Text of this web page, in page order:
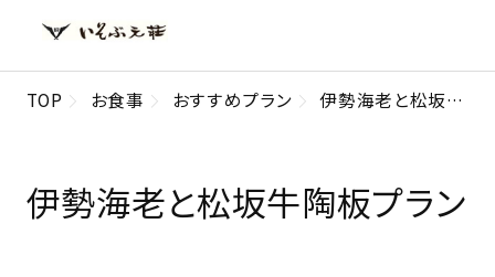
TOP お食事 おすすめプラン 伊勢海老と松坂牛陶板プラン
伊勢海老と松坂牛陶板プラン